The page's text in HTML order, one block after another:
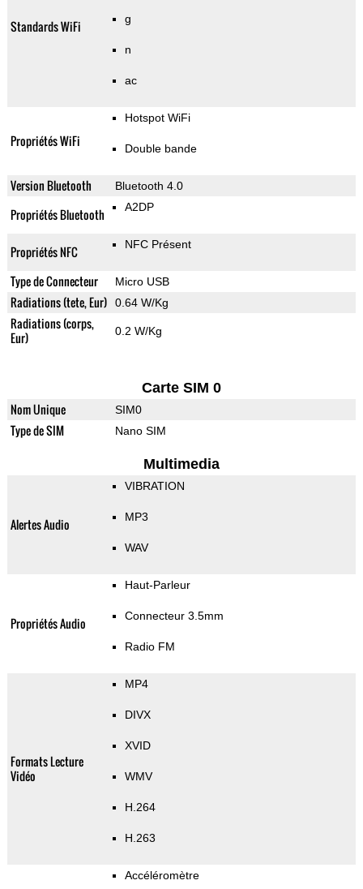
Standards WiFi g
n
ac
Propriétés WiFi
Hotspot WiFi
Double bande
Version Bluetooth Bluetooth 4.0
Propriétés Bluetooth A2DP
Propriétés NFC NFC Présent
Type de Connecteur Micro USB
Radiations (tete, Eur) 0.64 W/Kg
Radiations (corps,
Eur)
0.2 W/Kg
Carte SIM 0
Nom Unique SIM0
Type de SIM Nano SIM
Multimedia
Alertes Audio
VIBRATION
MP3
WAV
Propriétés Audio
Haut-Parleur
Connecteur 3.5mm
Radio FM
Formats Lecture
Vidéo
MP4
DIVX
XVID
WMV
H.264
H.263
Accéléromètre